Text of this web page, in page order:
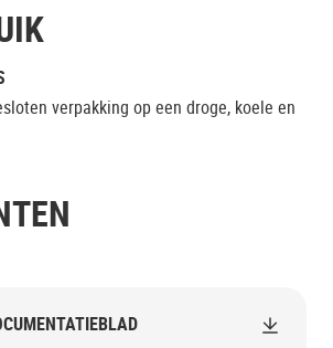
verpakking op een droge, koele en